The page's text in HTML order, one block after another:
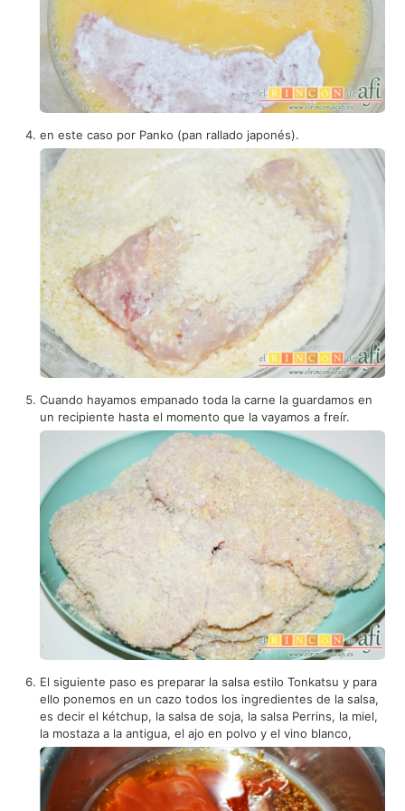
en este caso por Panko (pan rallado japonés).
Cuando hayamos empanado toda la carne la guardamos en
un recipiente hasta el momento que la vayamos a freír.
El siguiente paso es preparar la salsa estilo Tonkatsu y para
ello ponemos en un cazo todos los ingredientes de la salsa,
es decir el kétchup, la salsa de soja, la salsa Perrins, la miel,
la mostaza a la antigua, el ajo en polvo y el vino blanco,